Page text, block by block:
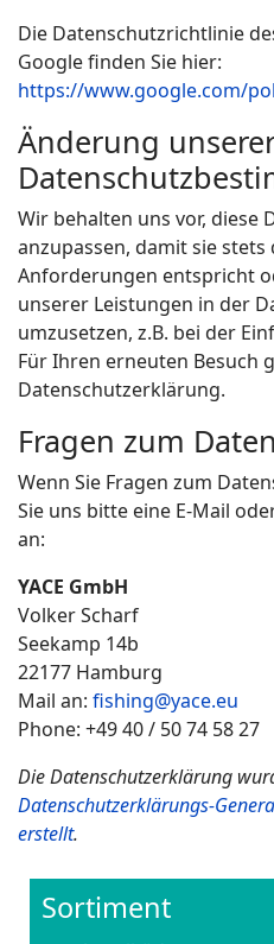
Die Datenschutzrichtlinie
Google finden Sie hier:
https://www.google.com/
Änderung
Wir behalten uns vor, diese
anzupassen, damit sie
Anforderungen entspricht
unserer Leistungen in der
umzusetzen, z.B. bei der
Für Ihren erneuten Besuch
Datenschutzerklärung.
Fragen zum
Wenn Sie Fragen zum
Sie uns bitte eine E-Mail
an:
YACE GmbH
Volker Scharf
Seekamp 14b
22177 Hamburg
Mail an: fishing@yace.eu
Phone: +49 40 / 50 74 58 27
Die Datenschutzerklärung
Datenschutzerklärungs-
erstellt.
Sortiment